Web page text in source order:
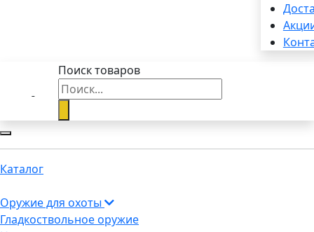
Поиск товаров
Каталог
Оружие для охоты
Гладкоствольное оружие